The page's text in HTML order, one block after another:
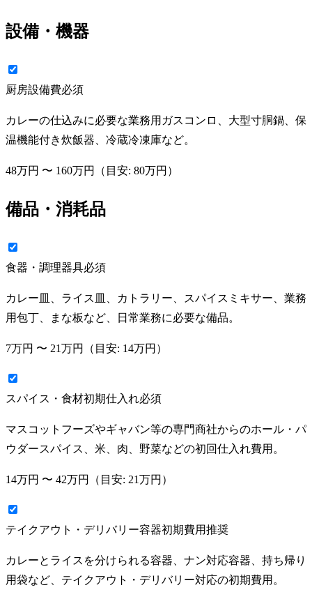
設備・機器
厨房設備費必須
カレーの仕込みに必要な業務用ガスコンロ、大型寸胴鍋、保
温機能付き炊飯器、冷蔵冷凍庫など。
48万円 〜 160万円 （目安: 80万円 ）
備品・消耗品
食器・調理器具必須
カレー皿、ライス皿、カトラリー、スパイスミキサー、業務
用包丁、まな板など、日常業務に必要な備品。
7万円 〜 21万円 （目安: 14万円 ）
スパイス・食材初期仕入れ必須
マスコットフーズやギャバン等の専門商社からのホール・パ
ウダースパイス、米、肉、野菜などの初回仕入れ費用。
14万円 〜 42万円 （目安: 21万円 ）
テイクアウト・デリバリー容器初期費用推奨
カレーとライスを分けられる容器、ナン対応容器、持ち帰り
用袋など、テイクアウト・デリバリー対応の初期費用。